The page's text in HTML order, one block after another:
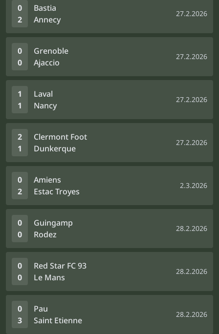
0
2
Bastia
Annecy
27.2.2026
0
0
Grenoble
Ajaccio
27.2.2026
1
1
Laval
Nancy
27.2.2026
2
1
Clermont Foot
Dunkerque
27.2.2026
0
2
Amiens
Estac Troyes
2.3.2026
0
0
Guingamp
Rodez
28.2.2026
0
0
Red Star FC 93
Le Mans
28.2.2026
0
3
Pau
Saint Etienne
28.2.2026